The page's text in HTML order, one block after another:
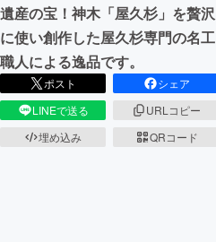
遺産の宝！神木「屋久杉」を贅沢
に使い創作した屋久杉専門の名工
職人による逸品です。
ポスト
シェア
LINEで送る
URLコピー
埋め込み
QRコード